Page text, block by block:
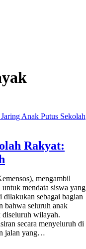
Rakyat:
mengambil
mendata siswa yang
sebagai bagian
bahwa seluruh anak
diseluruh wilayah.
secara menyeluruh di
jalan yang…